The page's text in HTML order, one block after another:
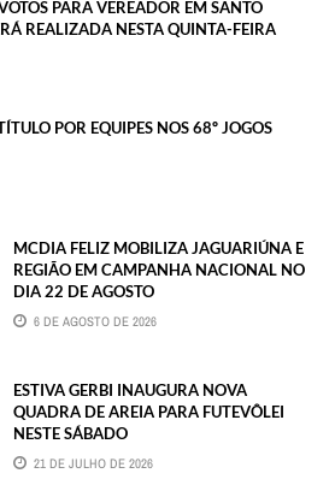
PARA VEREADOR EM SANTO
REALIZADA NESTA QUINTA-FEIRA
POR EQUIPES NOS 68º JOGOS
MCDIA FELIZ MOBILIZA JAGUARIÚNA E
REGIÃO EM CAMPANHA NACIONAL NO
DIA 22 DE AGOSTO
6 DE AGOSTO DE 2026
ESTIVA GERBI INAUGURA NOVA
QUADRA DE AREIA PARA FUTEVÔLEI
NESTE SÁBADO
21 DE JULHO DE 2026